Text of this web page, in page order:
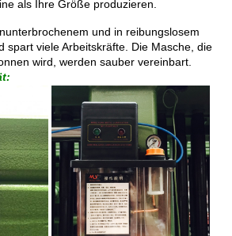
als Ihre Größe produzieren.
und in reibungslosem
spart viele Arbeitskräfte. Die Masche, die
wird, werden sauber vereinbart.